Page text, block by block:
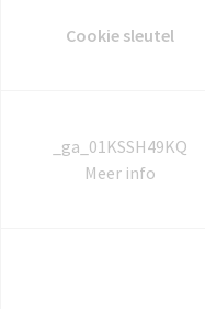
Cookie sleutel
_ga_01KSSH49KQ
Meer info